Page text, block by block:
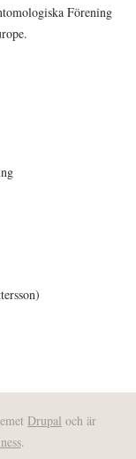
Förening
Drupal och är
.